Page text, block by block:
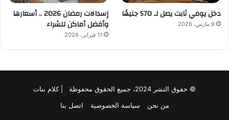
دخل يومي ثابت يصل لـ 570 جنيهًا
9 مارس، 2026
إسدالات رمضان 2026 .. أسعارها
وأفضل أماكن للشراء
11 فبراير، 2026
© حقوق النشر 2024، جميع الحقوق محفوظة | كلام بنات
من نحن
سياسة الخصوصية اتصل بنا